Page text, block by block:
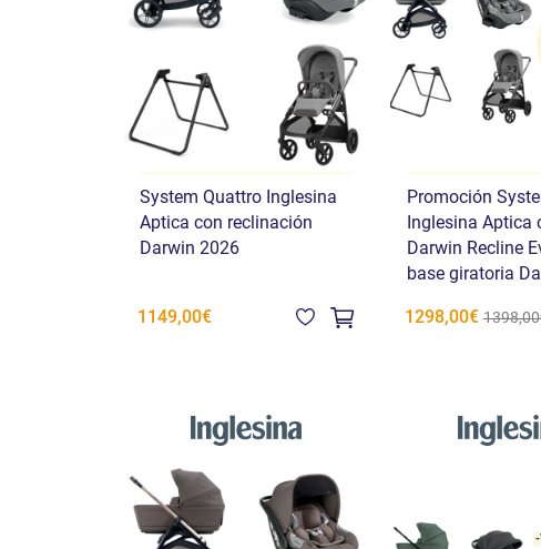
System Quattro Inglesina
Aptica con reclinación
Darwin 2026
1149,00€
Promoción
Inglesina Aptica
Darwin Recline
base giratoria
1298,00€